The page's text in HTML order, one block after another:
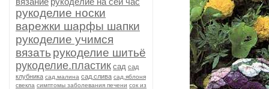
рукоделие носки
варежки шарфы шапки
рукоделие учимся
вязать рукоделие шитьё
рукоделие.пластик сад сад
клубника сад.малина сад.слива сад.яблоня
свекла симптомы заболевания печени сок из